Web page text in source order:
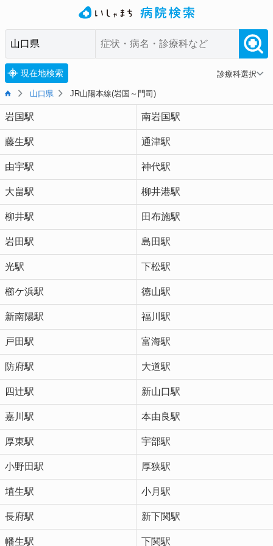
現在地検索 診療科選択
山口県 JR山陽本線(岩国～門司)
岩国駅 南岩国駅
藤生駅 通津駅
由宇駅 神代駅
大畠駅 柳井港駅
柳井駅 田布施駅
岩田駅 島田駅
光駅 下松駅
櫛ケ浜駅 徳山駅
新南陽駅 福川駅
戸田駅 富海駅
防府駅 大道駅
四辻駅 新山口駅
嘉川駅 本由良駅
厚東駅 宇部駅
小野田駅 厚狭駅
埴生駅 小月駅
長府駅 新下関駅
幡生駅 下関駅